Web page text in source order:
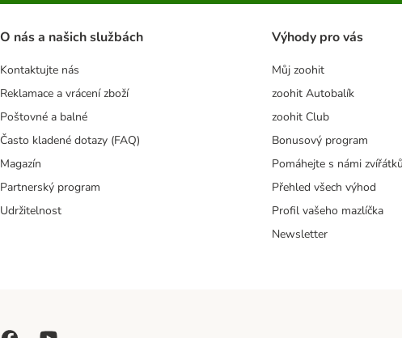
O nás a našich službách
Kontaktujte nás
Reklamace a vrácení zboží
Poštovné a balné
Často kladené dotazy (FAQ)
Magazín
Partnerský program
Udržitelnost
Výhody pro vás
Můj zoohit
zoohit Autobalík
zoohit Club
Bonusový program
Pomáhejte s námi
Přehled všech výhod
Profil vašeho mazlíčka
Newsletter